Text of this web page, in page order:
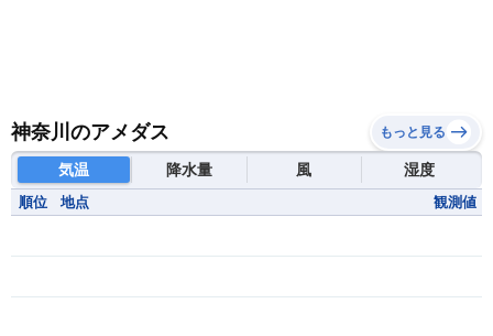
神奈川のアメダス もっと見る
気温 降水量 風 湿度
順位 地点 観測値